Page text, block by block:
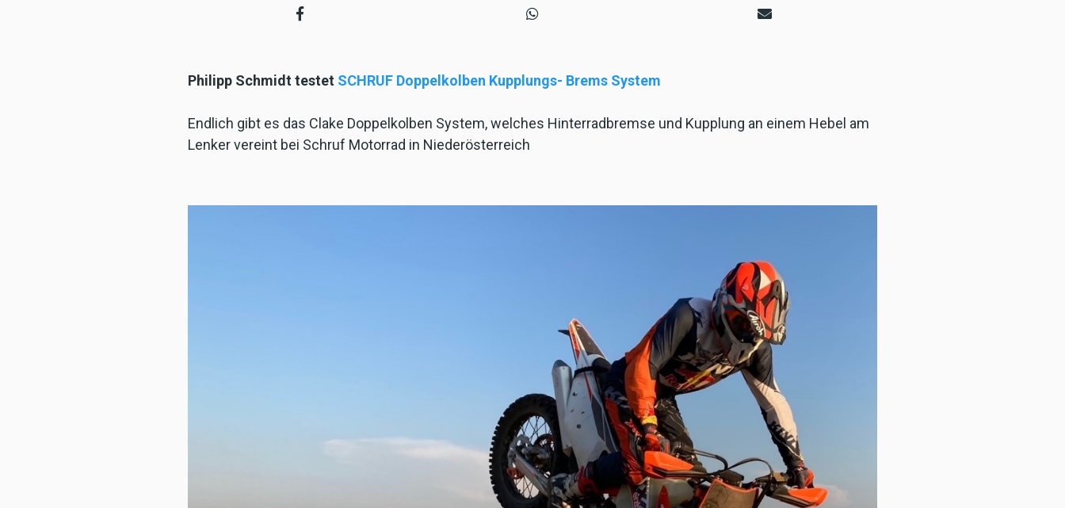
Philipp Schmidt testet SCHRUF Doppelkolben Kupplungs- Brems System
Endlich gibt es das Clake Doppelkolben System, welches Hinterradbremse und Kupplung an einem Hebel am
Lenker vereint bei Schruf Motorrad in Niederösterreich